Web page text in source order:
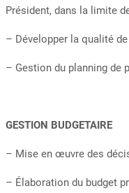
Président, dans la limite
– Développer la qualité
– Gestion du planning de
GESTION BUDGETAIRE
– Mise en œuvre des
– Élaboration du budget